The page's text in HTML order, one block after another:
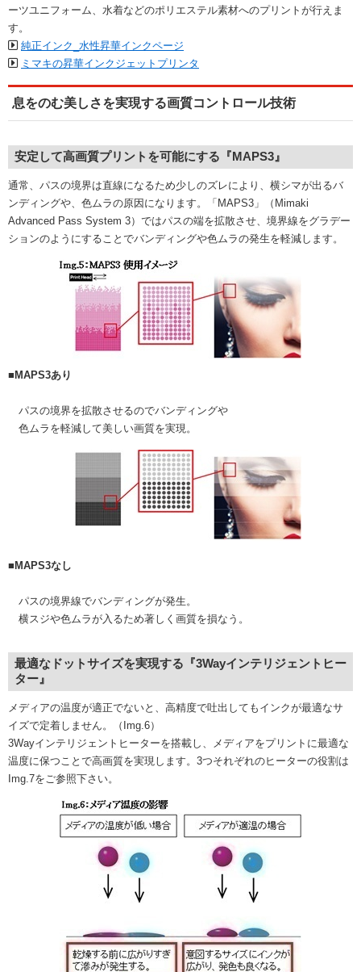
ーツユニフォーム、水着などのポリエステル素材へのプリントが行えま
す。
純正インク_水性昇華インクページ
ミマキの昇華インクジェットプリンタ
息をのむ美しさを実現する画質コントロール技術
安定して高画質プリントを可能にする『MAPS3』
通常、パスの境界は直線になるため少しのズレにより、横シマが出るバ
ンディングや、色ムラの原因になります。「MAPS3」（Mimaki
Advanced Pass System 3）ではパスの端を拡散させ、境界線をグラデー
ションのようにすることでバンディングや色ムラの発生を軽減します。
■MAPS3あり
パスの境界を拡散させるのでバンディングや
色ムラを軽減して美しい画質を実現。
■MAPS3なし
パスの境界線でバンディングが発生。
横スジや色ムラが入るため著しく画質を損なう。
最適なドットサイズを実現する『3Wayインテリジェントヒー
ター』
メディアの温度が適正でないと、高精度で吐出してもインクが最適なサ
イズで定着しません。（Img.6）
3Wayインテリジェントヒーターを搭載し、メディアをプリントに最適な
温度に保つことで高画質を実現します。3つそれぞれのヒーターの役割は
Img.7をご参照下さい。